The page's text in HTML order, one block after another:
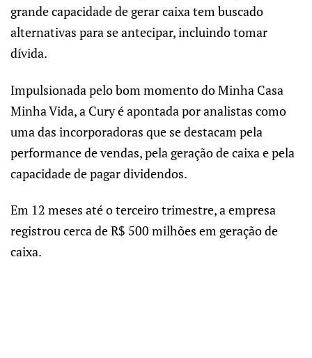
grande capacidade de gerar caixa tem buscado
alternativas para se antecipar, incluindo tomar
dívida.
Impulsionada pelo bom momento do Minha Casa
Minha Vida, a Cury é apontada por analistas como
uma das incorporadoras que se destacam pela
performance de vendas, pela geração de caixa e pela
capacidade de pagar dividendos.
Em 12 meses até o terceiro trimestre, a empresa
registrou cerca de R$ 500 milhões em geração de
caixa.